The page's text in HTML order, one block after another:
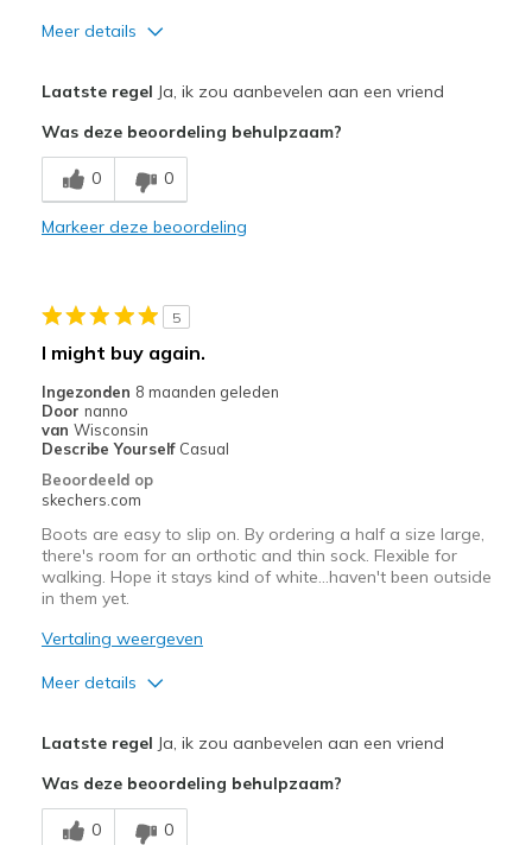
Meer details
Stylish
Beste toepassingen
Casual Wear
Sizing
Feels true to size
Laatste regel Ja, ik zou aanbevelen aan een vriend
Was deze beoordeling behulpzaam?
0 0
Markeer deze beoordeling
5
I might buy again.
Ingezonden 8 maanden geleden
Door nanno
van Wisconsin
Describe Yourself Casual
Beoordeeld op
skechers.com
Boots are easy to slip on. By ordering a half a size large,
there's room for an orthotic and thin sock. Flexible for
walking. Hope it stays kind of white...haven't been outside
in them yet.
Vertaling weergeven
Meer details
Comfortable
Laatste regel Ja, ik zou aanbevelen aan een vriend
Was deze beoordeling behulpzaam?
0 0